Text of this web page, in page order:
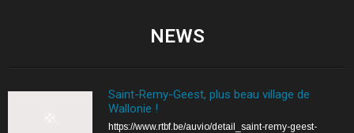
NEWS
Saint-Remy-Geest, plus beau village de
Wallonie !
https://www.rtbf.be/auvio/detail_saint-remy-geest-